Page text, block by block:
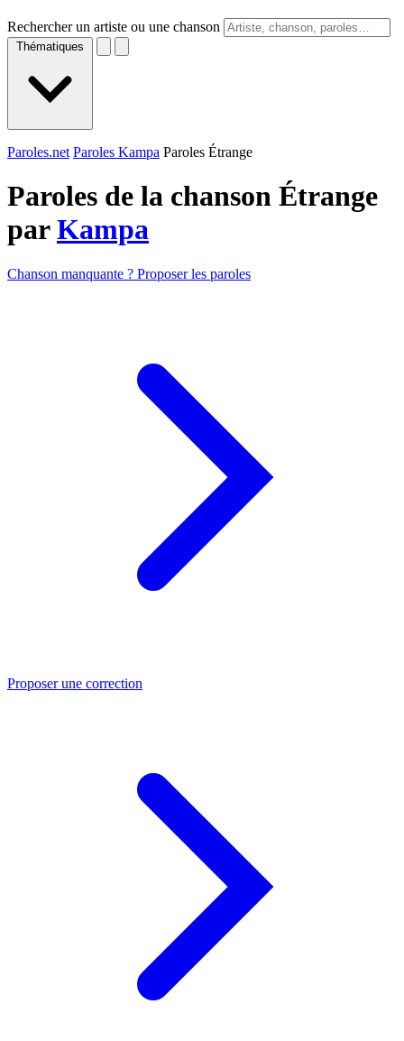
Rechercher un artiste ou une chanson
Thématiques
Paroles.net Paroles Kampa Paroles Étrange
Paroles de la chanson Étrange
parKampa
Chanson manquante ? Proposer les paroles
Proposer une correction